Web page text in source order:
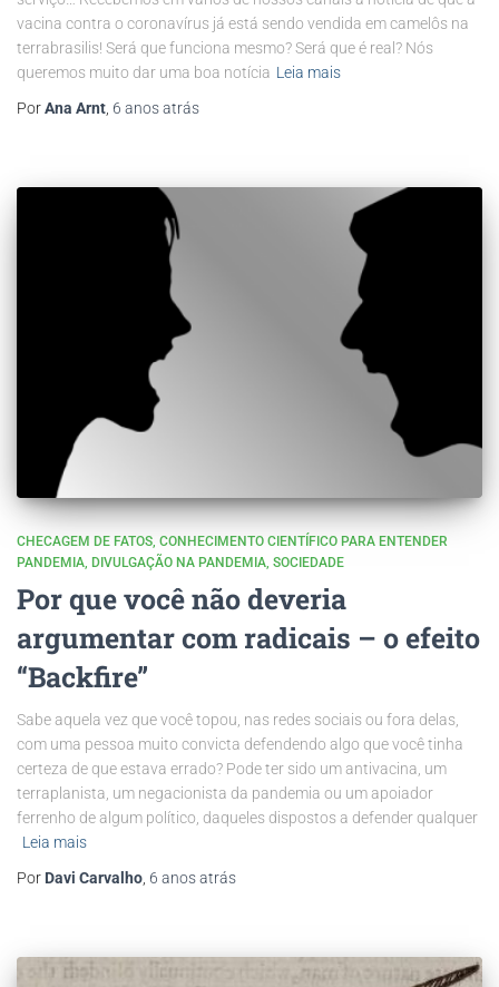
vacina contra o coronavírus já está sendo vendida em camelôs na
terrabrasilis! Será que funciona mesmo? Será que é real? Nós
queremos muito dar uma boa notícia Leia mais
PorAna Arnt, 6 anosatrás
CHECAGEM DE FATOS CONHECIMENTO CIENTÍFICO PARA ENTENDER
PANDEMIA DIVULGAÇÃO NA PANDEMIA SOCIEDADE
Por que você não deveria
argumentar com radicais – o efeito
“Backfire”
Sabe aquela vez que você topou, nas redes sociais ou fora delas,
com uma pessoa muito convicta defendendo algo que você tinha
certeza de que estava errado? Pode ter sido um antivacina, um
terraplanista, um negacionista da pandemia ou um apoiador
ferrenho de algum político, daqueles dispostos a defender qualquer
Leia mais
Por Davi Carvalho 6 anosatrás